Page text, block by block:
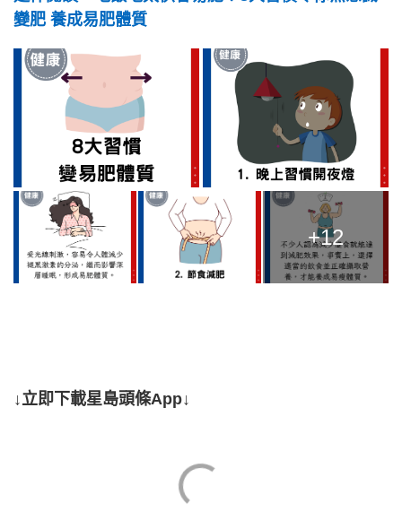
變肥 養成易肥體質
+12
↓立即下載星島頭條App↓